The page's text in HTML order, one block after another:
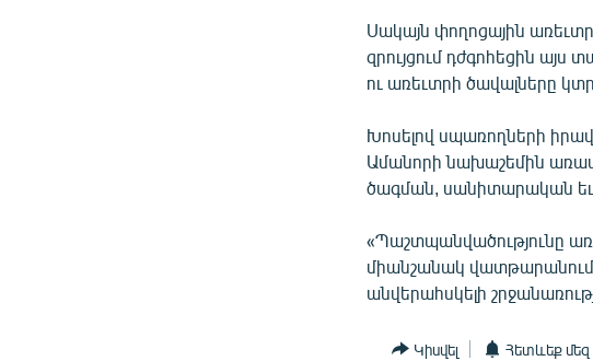
Սակայն փողոցային
զրույցում դժգոհեցին
ու առեւտրի ծավալները
Խոսելով սպառողների
Ամանորի նախաշեմին
ծագման, սանիտարական եւ
«Պաշտպանվածությունը
միանշանակ վատթարանում
անվերահսկելի
Կիսվել Հետևեք մեզ